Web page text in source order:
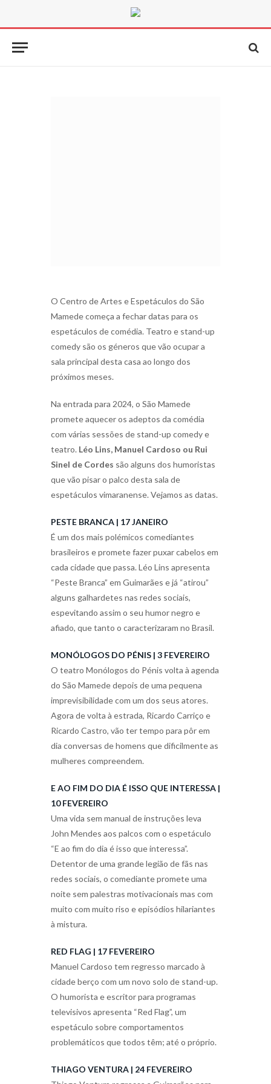
O Centro de Artes e Espetáculos do São
Mamede começa a fechar datas para os
espetáculos de comédia. Teatro e stand-up
comedy são os géneros que vão ocupar a
sala principal desta casa ao longo dos
próximos meses.
Na entrada para 2024, o São Mamede
promete aquecer os adeptos da comédia
com várias sessões de stand-up comedy e
teatro. Léo Lins, Manuel Cardoso ou Rui
Sinel de Cordes são alguns dos humoristas
que vão pisar o palco desta sala de
espetáculos vimaranense. Vejamos as datas.
PESTE BRANCA | 17 JANEIRO
É um dos mais polémicos comediantes
brasileiros e promete fazer puxar cabelos em
cada cidade que passa. Léo Lins apresenta
“Peste Branca” em Guimarães e já “atirou”
alguns galhardetes nas redes sociais,
espevitando assim o seu humor negro e
afiado, que tanto o caracterizaram no Brasil.
MONÓLOGOS DO PÉNIS | 3 FEVEREIRO
O teatro Monólogos do Pénis volta à agenda
do São Mamede depois de uma pequena
imprevisibilidade com um dos seus atores.
Agora de volta à estrada, Ricardo Carriço e
Ricardo Castro, vão ter tempo para pôr em
dia conversas de homens que dificilmente as
mulheres compreendem.
E AO FIM DO DIA É ISSO QUE INTERESSA |
10 FEVEREIRO
Uma vida sem manual de instruções leva
John Mendes aos palcos com o espetáculo
“E ao fim do dia é isso que interessa”.
Detentor de uma grande legião de fãs nas
redes sociais, o comediante promete uma
noite sem palestras motivacionais mas com
muito com muito riso e episódios hilariantes
à mistura.
RED FLAG | 17 FEVEREIRO
Manuel Cardoso tem regresso marcado à
cidade berço com um novo solo de stand-up.
O humorista e escritor para programas
televisivos apresenta “Red Flag”, um
espetáculo sobre comportamentos
problemáticos que todos têm; até o próprio.
THIAGO VENTURA | 24 FEVEREIRO